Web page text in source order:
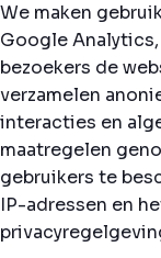
We maken
Google
bezoekers de
verzamelen
interacties en
maatregelen
gebruikers te
IP-adressen en